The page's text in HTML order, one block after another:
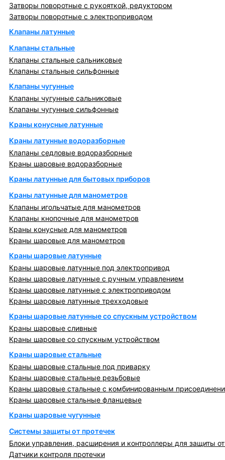
Затворы поворотные с рукояткой, редуктором
Затворы поворотные с электроприводом
Клапаны латунные
Клапаны стальные
Клапаны стальные сальниковые
Клапаны стальные сильфонные
Клапаны чугунные
Клапаны чугунные сальниковые
Клапаны чугунные сильфонные
Краны конусные латунные
Краны латунные водоразборные
Клапаны седловые водоразборные
Краны шаровые водоразборные
Краны латунные для бытовых приборов
Краны латунные для манометров
Клапаны игольчатые для манометров
Клапаны кнопочные для манометров
Краны конусные для манометров
Краны шаровые для манометров
Краны шаровые латунные
Краны шаровые латунные под электропривод
Краны шаровые латунные с ручным управлением
Краны шаровые латунные с электроприводом
Краны шаровые латунные трехходовые
Краны шаровые латунные со спускным устройством
Краны шаровые сливные
Краны шаровые со спускным устройством
Краны шаровые стальные
Краны шаровые стальные под приварку
Краны шаровые стальные резьбовые
Краны шаровые стальные с комбинированным
Краны шаровые стальные фланцевые
Краны шаровые чугунные
Системы защиты от протечек
Блоки управления, расширения и контроллеры для защиты
Датчики контроля протечки